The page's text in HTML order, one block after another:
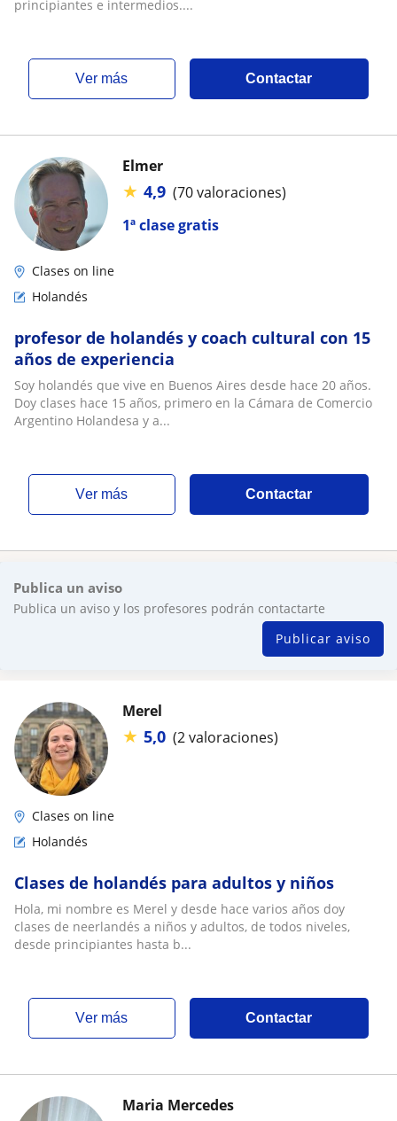
principiantes e intermedios....
ver más Contactar
1ª clase gratis
Elmer
★ 4,9 (70 valoraciones)
Clases on line
Holandés
profesor de holandés y coach cultural con 15
años de experiencia
Soy holandés que vive en Buenos Aires desde hace 20 años.
Doy clases hace 15 años, primero en la Cámara de Comercio
Argentino Holandesa y a...
ver más Contactar
Publica un aviso
Publica un aviso y los profesores podrán contactarte
Publicar aviso
Merel
★ 5,0 (2 valoraciones)
Clases on line
Holandés
Clases de holandés para adultos y niños
Hola, mi nombre es Merel y desde hace varios años doy
clases de neerlandés a niños y adultos, de todos niveles,
desde principiantes hasta b...
ver más Contactar
Maria Mercedes